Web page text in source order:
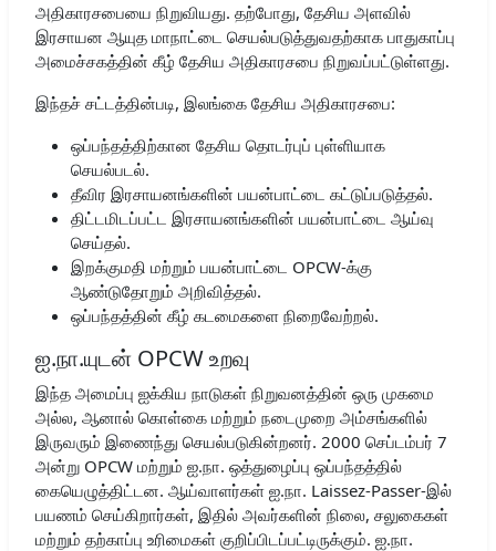
அதிகாரசபையை நிறுவியது. தற்போது, ​​தேசிய அளவில்
இரசாயன ஆயுத மாநாட்டை செயல்படுத்துவதற்காக பாதுகாப்பு
அமைச்சகத்தின் கீழ் தேசிய அதிகாரசபை நிறுவப்பட்டுள்ளது.
இந்தச் சட்டத்தின்படி, இலங்கை தேசிய அதிகாரசபை:
ஒப்பந்தத்திற்கான தேசிய தொடர்புப் புள்ளியாக
செயல்படல்.
தீவிர இரசாயனங்களின் பயன்பாட்டை கட்டுப்படுத்தல்.
திட்டமிடப்பட்ட இரசாயனங்களின் பயன்பாட்டை ஆய்வு
செய்தல்.
இறக்குமதி மற்றும் பயன்பாட்டை OPCW-க்கு
ஆண்டுதோறும் அறிவித்தல்.
ஒப்பந்தத்தின் கீழ் கடமைகளை நிறைவேற்றல்.
ஐ.நா.யுடன் OPCW உறவு
இந்த அமைப்பு ஐக்கிய நாடுகள் நிறுவனத்தின் ஒரு முகமை
அல்ல, ஆனால் கொள்கை மற்றும் நடைமுறை அம்சங்களில்
இருவரும் இணைந்து செயல்படுகின்றனர். 2000 செப்டம்பர் 7
அன்று OPCW மற்றும் ஐ.நா. ஒத்துழைப்பு ஒப்பந்தத்தில்
கையெழுத்திட்டன. ஆய்வாளர்கள் ஐ.நா. Laissez-Passer-இல்
பயணம் செய்கிறார்கள், இதில் அவர்களின் நிலை, சலுகைகள்
மற்றும் தற்காப்பு உரிமைகள் குறிப்பிடப்பட்டிருக்கும். ஐ.நா.